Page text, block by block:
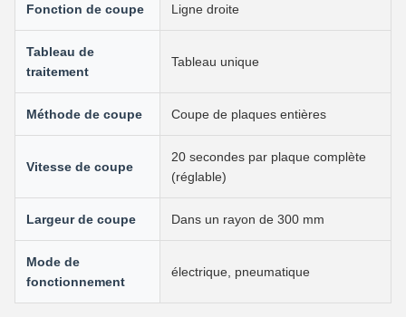
Fonction de coupe Ligne droite
Tableau de
traitement
Tableau unique
Méthode de coupe Coupe de plaques entières
Vitesse de coupe
20 secondes par plaque complète
(réglable)
Largeur de coupe Dans un rayon de 300 mm
Mode de
fonctionnement
électrique, pneumatique